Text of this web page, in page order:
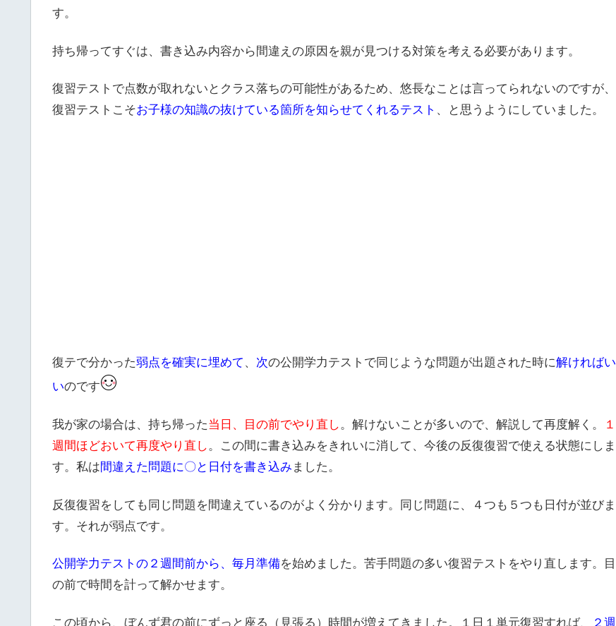
す。
持ち帰ってすぐは、書き込み内容から間違えの原因を親が見つける対策を考える必要があります。
復習テストで点数が取れないとクラス落ちの可能性があるため、悠長なことは言ってられないのですが、
復習テストこそお子様の知識の抜けている箇所を知らせてくれるテスト 、と思うようにしていました。
復テで分かった弱点を確実に埋めて 、 次の公開学力テストで同じような問題が出題された時に解ければい
いのです
我が家の場合は、持ち帰った当日、目の前でやり直し 。解けないことが多いので、解説して再度解く。
１
週間ほどおいて再度やり直し 。この間に書き込みをきれいに消して、今後の反復復習で使える状態にしま
す。私は間違えた問題に〇と日付を書き込み ました。
反復復習をしても同じ問題を間違えているのがよく分かります。同じ問題に、４つも５つも日付が並びま
す。それが弱点です。
公開学力テストの２週間前から、毎月準備を始めました。苦手問題の多い復習テストをやり直します。目
の前で時間を計って解かせます。
この頃から、ぼんず君の前にずっと座る（見張る）時間が増えてきました。１日１単元復習すれば、
２週